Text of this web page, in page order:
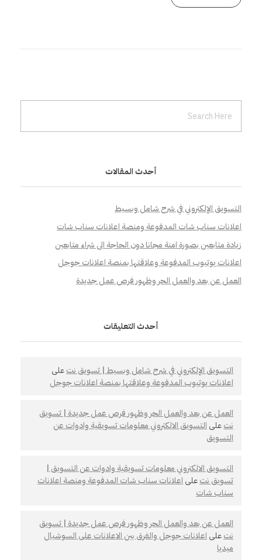
أحدث المقالات
التسويق الإلكتروني في شرح شامل وبسيط
اعلانات سناب شات المدفوعة ومنصة اعلانات سناب شات
زيادة متابعين بصورة امنة مجانا دون الحاجة الى شراء متابعين
اعلانات يوتيوب المدفوعة وعلاقتها بمنصة اعلانات جوجل
العمل عن بعد والعمل الحر وظهور فرص عمل جديدة
أحدث التعليقات
التسويق الإلكتروني في شرح شامل وبسيط | تسويق نتعلى
اعلانات يوتيوب المدفوعة وعلاقتها بمنصة اعلانات جوجل
العمل عن بعد والعمل الحر وظهور فرص عمل جديدة | تسويق
نتعلى التسويق الالكتروني معلومات تسويقية وادوات عن
التسويق
التسويق الالكتروني معلومات تسويقية وادوات عن التسويق |
تسويق نتعلى اعلانات سناب شات المدفوعة ومنصة اعلانات
سناب شات
العمل عن بعد والعمل الحر وظهور فرص عمل جديدة | تسويق
نتعلى اعلانات جوجل والفرق بين الاعلانات على السوشيال
ميديا